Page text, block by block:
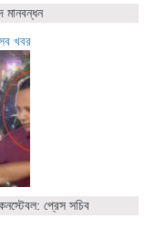
খবর
প্রেস সচিব